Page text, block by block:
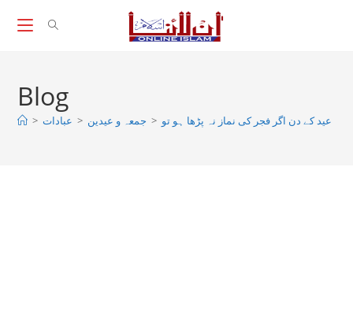
Blog
> عبادات > جمعہ و عیدین > عید کے دن اگر فجر کی نماز نہ پڑھا ہو تو